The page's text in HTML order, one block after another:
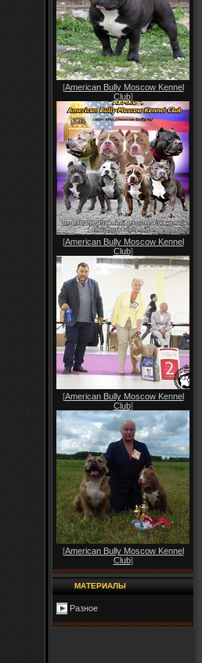
[American Bully Moscow Kennel
Club]
[American Bully Moscow Kennel
Club]
[American Bully Moscow Kennel
Club]
[American Bully Moscow Kennel
Club]
МАТЕРИАЛЫ
Разное